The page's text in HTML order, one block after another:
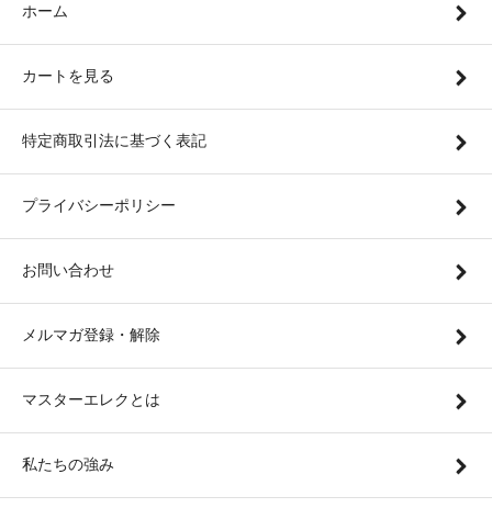
ホーム
カートを見る
特定商取引法に基づく表記
プライバシーポリシー
お問い合わせ
メルマガ登録・解除
マスターエレクとは
私たちの強み